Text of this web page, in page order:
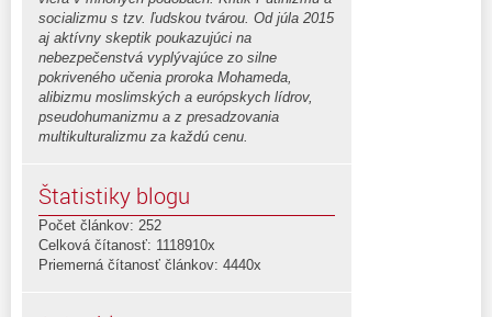
socializmu s tzv. ľudskou tvárou. Od júla 2015
aj aktívny skeptik poukazujúci na
nebezpečenstvá vyplývajúce zo silne
pokriveného učenia proroka Mohameda,
alibizmu moslimských a európskych lídrov,
pseudohumanizmu a z presadzovania
multikulturalizmu za každú cenu.
Štatistiky blogu
Počet článkov: 252
Celková čítanosť: 1118910x
Priemerná čítanosť článkov: 4440x